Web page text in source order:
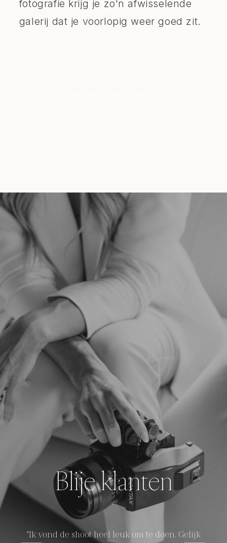
fotografie krijg je zo'n afwisselende
galerij dat je voorlopig weer goed zit.
Blije klanten
"Ik vond de shoot heel leuk om te doen. Gelijk